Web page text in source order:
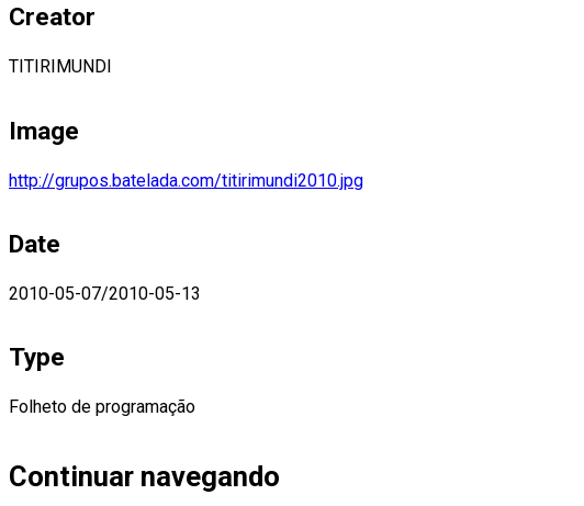
Creator
TITIRIMUNDI
Image
http://grupos.batelada.com/titirimundi2010.jpg
Date
2010-05-07/2010-05-13
Type
Folheto de programação
Continuar navegando